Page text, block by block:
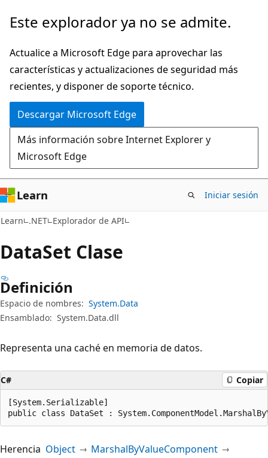
Ir
contenido
principal
Ir
la
navegación
en
la
página
Este explorador ya no se admite.
Actualice a Microsoft Edge para aprovechar las
características y actualizaciones de seguridad más
recientes, y disponer de soporte técnico.
Descargar Microsoft Edge
Más información sobre Internet Explorer y
Microsoft Edge
Learn Iniciar sesión
Learn .NET Explorador de API
DataSet Clase
Definición
Espacio de nombres: System.Data
Ensamblado: System.Data.dll
Representa una caché en memoria de datos.
C# Copiar
[System.Serializable]
public class DataSet :
Herencia Object
MarshalByValueComponent